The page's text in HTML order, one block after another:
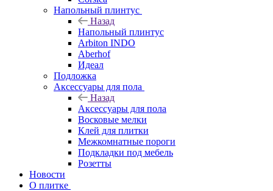
Напольный плинтус
Назад
Напольный плинтус
Arbiton INDO
Aberhof
Идеал
Подложка
Аксессуары для пола
Назад
Аксессуары для пола
Восковые мелки
Клей для плитки
Межкомнатные пороги
Подкладки под мебель
Розетты
Новости
О плитке